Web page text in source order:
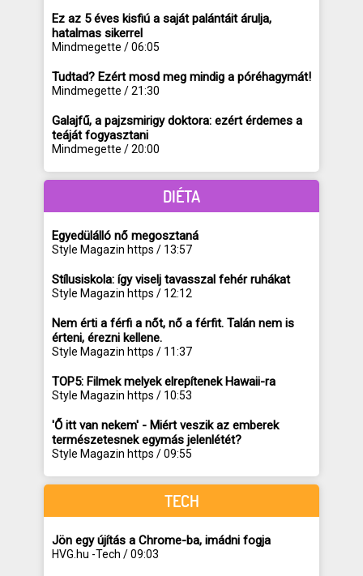
Ez az 5 éves kisfiú a saját palántáit árulja,
hatalmas sikerrel
Mindmegette / 06:05
Tudtad? Ezért mosd meg mindig a póréhagymát!
Mindmegette / 21:30
Galajfű, a pajzsmirigy doktora: ezért érdemes a
teáját fogyasztani
Mindmegette / 20:00
DIÉTA
Egyedülálló nő megosztaná
Style Magazin https / 13:57
Stílusiskola: így viselj tavasszal fehér ruhákat
Style Magazin https / 12:12
Nem érti a férfi a nőt, nő a férfit. Talán nem is
érteni, érezni kellene.
Style Magazin https / 11:37
TOP5: Filmek melyek elrepítenek Hawaii-ra
Style Magazin https / 10:53
'Ő itt van nekem' - Miért veszik az emberek
természetesnek egymás jelenlétét?
Style Magazin https / 09:55
TECH
Jön egy újítás a Chrome-ba, imádni fogja
HVG.hu -Tech / 09:03